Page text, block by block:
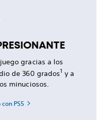
gracias a los
de 360 grados1 y a
minuciosos.
PS5